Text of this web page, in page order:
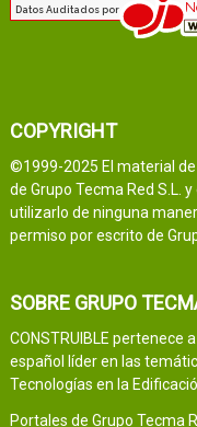
COPYRIGHT
©1999-2025 El material de
de Grupo Tecma Red S.L.
utilizarlo de ninguna
permiso por escrito de
SOBRE GRUPO
CONSTRUIBLE pertenece a
español líder en las
Tecnologías en la
Portales de Grupo Tecma